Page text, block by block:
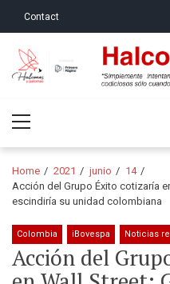
Contact
Menu
Home 2021 junio
14
Acción del Grupo Éxito cotizaría
escindiría su unidad colombiana
Colombia iBovespa Noticias
Acción del